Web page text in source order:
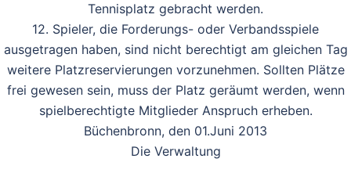
Tennisplatz gebracht werden.
12. Spieler, die Forderungs- oder Verbandsspiele
ausgetragen haben, sind nicht berechtigt am gleichen Tag
weitere Platzreservierungen vorzunehmen. Sollten Plätze
frei gewesen sein, muss der Platz geräumt werden, wenn
spielberechtigte Mitglieder Anspruch erheben.
Büchenbronn, den 01.Juni 2013
Die Verwaltung